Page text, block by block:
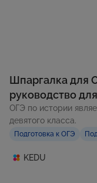
Шпаргалка для
руководство
ОГЭ по истории
девятого класса.
Подготовка к ОГЭ
KEDU